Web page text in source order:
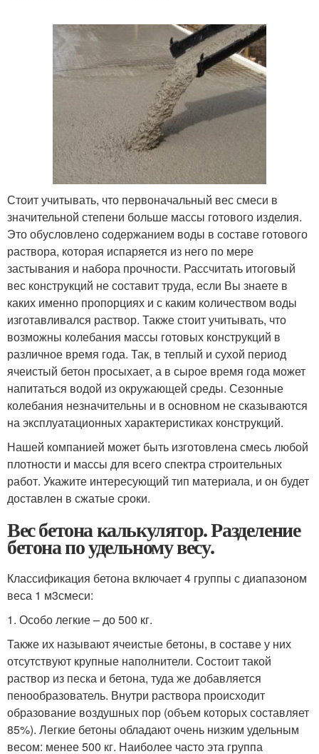
Стоит учитывать, что первоначальный вес смеси в
значительной степени больше массы готового изделия.
Это обусловлено содержанием воды в составе готового
раствора, которая испаряется из него по мере
застывания и набора прочности. Рассчитать итоговый
вес конструкций не составит труда, если Вы знаете в
каких именно пропорциях и с каким количеством воды
изготавливался раствор. Также стоит учитывать, что
возможны колебания массы готовых конструкций в
различное время года. Так, в теплый и сухой период
ячеистый бетон просыхает, а в сырое время года может
напитаться водой из окружающей среды. Сезонные
колебания незначительны и в основном не сказываются
на эксплуатационных характеристиках конструкций.
Нашей компанией может быть изготовлена смесь любой
плотности и массы для всего спектра строительных
работ. Укажите интересующий тип материала, и он будет
доставлен в сжатые сроки.
Вес бетона калькулятор. Разделение
бетона по удельному весу.
Классификация бетона включает 4 группы с диапазоном
веса 1 м3смеси:
1. Особо легкие – до 500 кг.
Также их называют ячеистые бетоны, в составе у них
отсутствуют крупные наполнители. Состоит такой
раствор из песка и бетона, туда же добавляется
пенообразователь. Внутри раствора происходит
образование воздушных пор (объем которых составляет
85%). Легкие бетоны обладают очень низким удельным
весом: менее 500 кг. Наиболее часто эта группа